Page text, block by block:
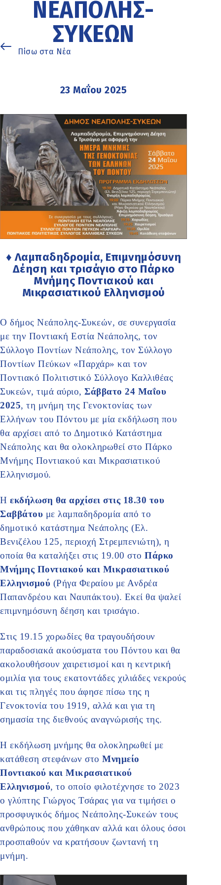
ΝΕΆΠΟΛΗΣ-
ΣΥΚΕΏΝ
Πίσω στα Νέα
23 Μαΐου 2025
♦ Λαμπαδηδρομία, Επιμνημόσυνη
Δέηση και τρισάγιο στο Πάρκο
Μνήμης Ποντιακού και
Μικρασιατικού Ελληνισμού
Ο δήμος Νεάπολης-Συκεών, σε συνεργασία
με την Ποντιακή Εστία Νεάπολης, τον
Σύλλογο Ποντίων Νεάπολης, τον Σύλλογο
Ποντίων Πεύκων «Παρχάρ» και τον
Ποντιακό Πολιτιστικό Σύλλογο Καλλιθέας
Συκεών, τιμά αύριο, Σάββατο 24 Μαΐου
2025, τη μνήμη της Γενοκτονίας των
Ελλήνων του Πόντου με μία εκδήλωση που
θα αρχίσει από το Δημοτικό Κατάστημα
Νεάπολης και θα ολοκληρωθεί στο Πάρκο
Μνήμης Ποντιακού και Μικρασιατικού
Ελληνισμού.
Η εκδήλωση θα αρχίσει στις 18.30 του
Σαββάτου με λαμπαδηδρομία από το
δημοτικό κατάστημα Νεάπολης (Ελ.
Βενιζέλου 125, περιοχή Στρεμπενιώτη), η
οποία θα καταλήξει στις 19.00 στο Πάρκο
Μνήμης Ποντιακού και Μικρασιατικού
Ελληνισμού (Ρήγα Φεραίου με Ανδρέα
Παπανδρέου και Ναυπάκτου). Εκεί θα ψαλεί
επιμνημόσυνη δέηση και τρισάγιο.
Στις 19.15 χορωδίες θα τραγουδήσουν
παραδοσιακά ακούσματα του Πόντου και θα
ακολουθήσουν χαιρετισμοί και η κεντρική
ομιλία για τους εκατοντάδες χιλιάδες νεκρούς
και τις πληγές που άφησε πίσω της η
Γενοκτονία του 1919, αλλά και για τη
σημασία της διεθνούς αναγνώρισής της.
Η εκδήλωση μνήμης θα ολοκληρωθεί με
κατάθεση στεφάνων στο Μνημείο
Ποντιακού και Μικρασιατικού
Ελληνισμού, το οποίο φιλοτέχνησε το 2023
ο γλύπτης Γιώργος Τσάρας για να τιμήσει ο
προσφυγικός δήμος Νεάπολης-Συκεών τους
ανθρώπους που χάθηκαν αλλά και όλους όσοι
προσπαθούν να κρατήσουν ζωντανή τη
μνήμη.